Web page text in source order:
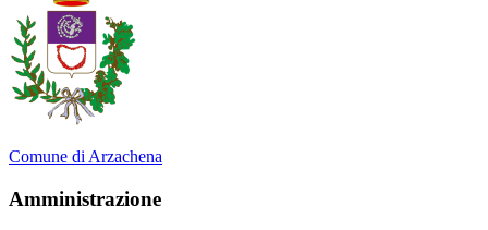
Comune di Arzachena
Amministrazione